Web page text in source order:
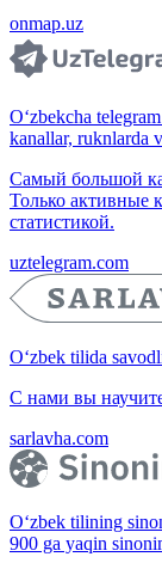
onmap.uz
O‘zbekcha
kanallar, ruknlarda
Самый большой
Только активные
статистикой.
uztelegram.com
O‘zbek tilida
С нами вы
sarlavha.com
O‘zbek tilining
900 ga yaqin